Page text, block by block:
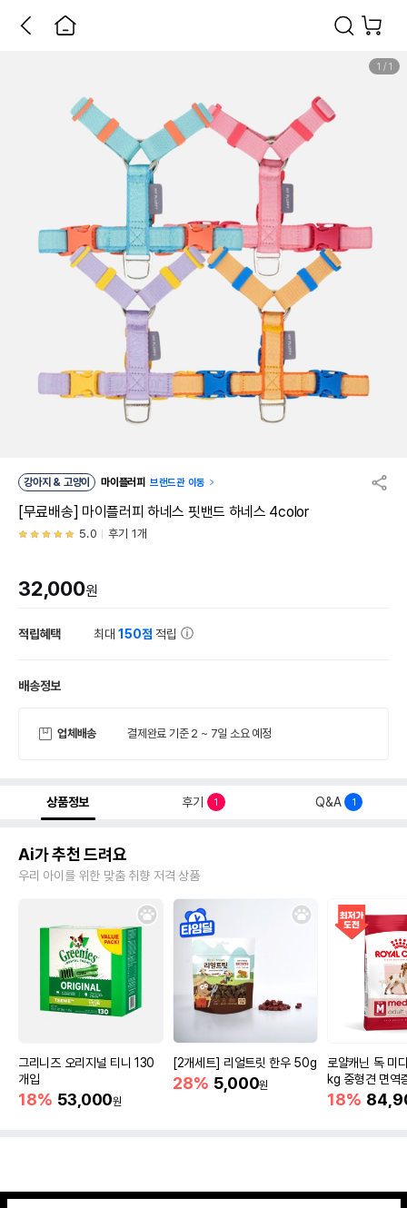
1 / 1
강아지 & 고양이 마이플러피 브랜드관 이동
[무료배송] 마이플러피 하네스 핏밴드 하네스 4color
5.0 후기 1개
32,000원
적립혜택 최대150점 적립
배송정보
업체배송 결제완료 기준 2 ~ 7일 소요 예정
상품정보 후기 1 Q&A 1
Ai가 추천 드려요
우리 아이를 위한 맞춤 취향 저격 상품
그리니즈 오리지널 티니 130
개입
18% 53,000원
[2개세트] 리얼트릿 한우 50g
28% 5,000원
로얄캐닌 독 미
kg 중형견 면역
18%